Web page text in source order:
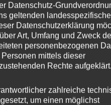
Geburt des Kronprinzen
orientierte.
das zweitgrößte
Neubau ersetzt wurde. Mit
umbenannt.
Datenschutz-
geltenden
Datenschutzerklärung
Art, Umfang und Zweck
personenbezogenen
mittels dieser
Rechte
zahlreiche
um einen möglichst